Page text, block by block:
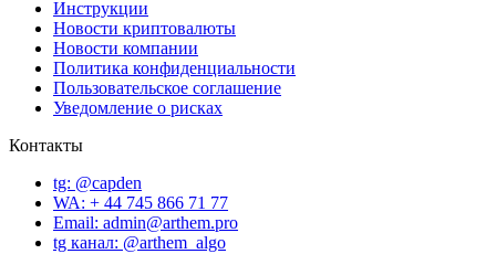
Инструкции
Новости криптовалюты
Новости компании
Политика конфиденциальности
Пользовательское соглашение
Уведомление о рисках
Контакты
tg: @capden
WA: + 44 745 866 71 77
Email: admin@arthem.pro
tg канал: @arthem_algo